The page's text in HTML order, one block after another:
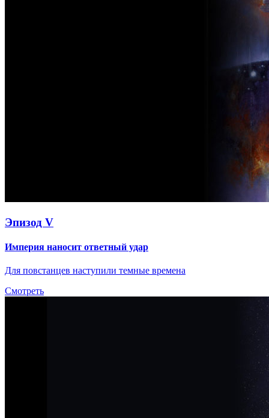
Эпизод V
Империя наносит ответный удар
Для повстанцев наступили темные времена
Смотреть